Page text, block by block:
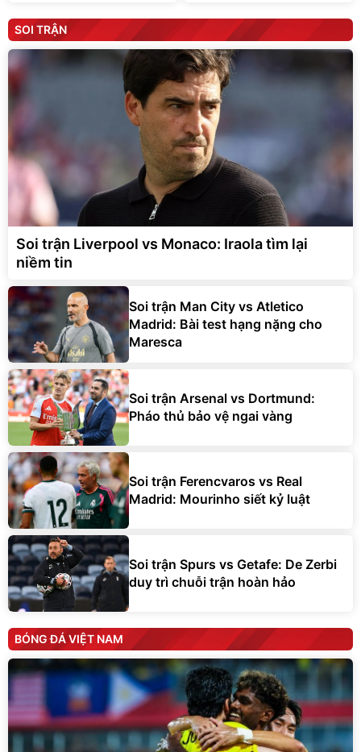
SOI TRẬN
Soi trận Liverpool vs Monaco: Iraola tìm lại
niềm tin
Soi trận Man City vs Atletico
Madrid: Bài test hạng nặng cho
Maresca
Soi trận Arsenal vs Dortmund:
Pháo thủ bảo vệ ngai vàng
Soi trận Ferencvaros vs Real
Madrid: Mourinho siết kỷ luật
Soi trận Spurs vs Getafe: De Zerbi
duy trì chuỗi trận hoàn hảo
BÓNG ĐÁ VIỆT NAM